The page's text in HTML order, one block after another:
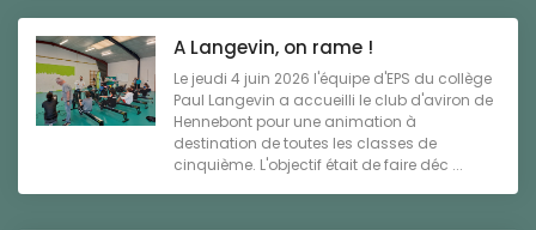
A Langevin, on rame !
Le jeudi 4 juin 2026 l'équipe d'EPS du collège
Paul Langevin a accueilli le club d'aviron de
Hennebont pour une animation à
destination de toutes les classes de
cinquième. L'objectif était de faire déc ...